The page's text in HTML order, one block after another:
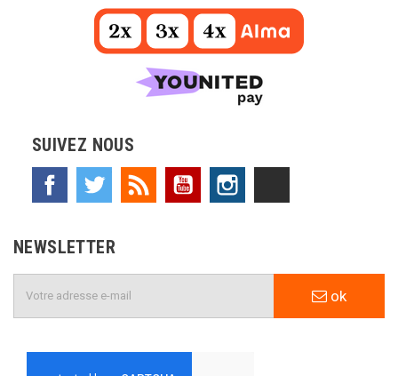
SUIVEZ NOUS
Facebook Twitter Rss YouTube
NEWSLETTER
ok